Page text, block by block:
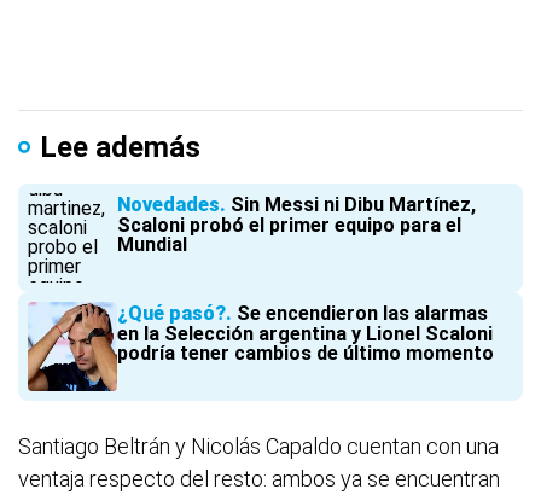
Lee además
Novedades Sin Messi ni Dibu Martínez,
Scaloni probó el primer equipo para el
Mundial
¿Qué pasó? Se encendieron las alarmas
en la Selección argentina y Lionel Scaloni
podría tener cambios de último momento
Santiago Beltrán y Nicolás Capaldo cuentan con una
ventaja respecto del resto: ambos ya se encuentran